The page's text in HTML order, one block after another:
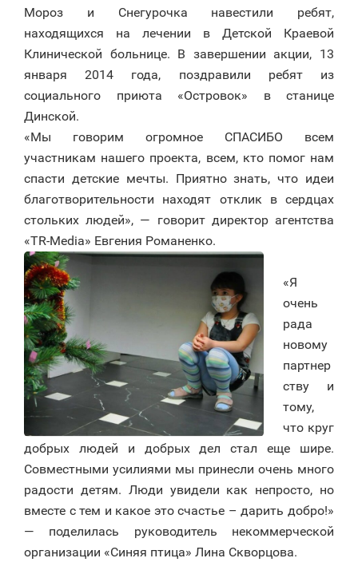
Мороз и Снегурочка навестили ребят,
находящихся на лечении в Детской Краевой
Клинической больнице. В завершении акции, 13
января 2014 года, поздравили ребят из
социального приюта «Островок» в станице
Динской.
«Мы говорим огромное СПАСИБО всем
участникам нашего проекта, всем, кто помог нам
спасти детские мечты. Приятно знать, что идеи
благотворительности находят отклик в сердцах
стольких людей», — говорит директор агентства
«TR-Media» Евгения Романенко.
«Я
очень
рада
новому
партнер
ству и
тому,
что круг
добрых людей и добрых дел стал еще шире.
Совместными усилиями мы принесли очень много
радости детям. Люди увидели как непросто, но
вместе с тем и какое это счастье – дарить добро!»
— поделилась руководитель некоммерческой
организации «Синяя птица» Лина Скворцова.